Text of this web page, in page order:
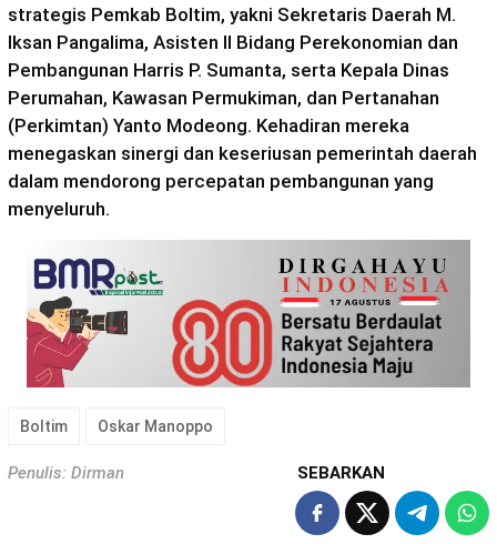
strategis Pemkab Boltim, yakni Sekretaris Daerah M.
Iksan Pangalima, Asisten II Bidang Perekonomian dan
Pembangunan Harris P. Sumanta, serta Kepala Dinas
Perumahan, Kawasan Permukiman, dan Pertanahan
(Perkimtan) Yanto Modeong. Kehadiran mereka
menegaskan sinergi dan keseriusan pemerintah daerah
dalam mendorong percepatan pembangunan yang
menyeluruh.
Boltim Oskar Manoppo
Penulis: Dirman SEBARKAN